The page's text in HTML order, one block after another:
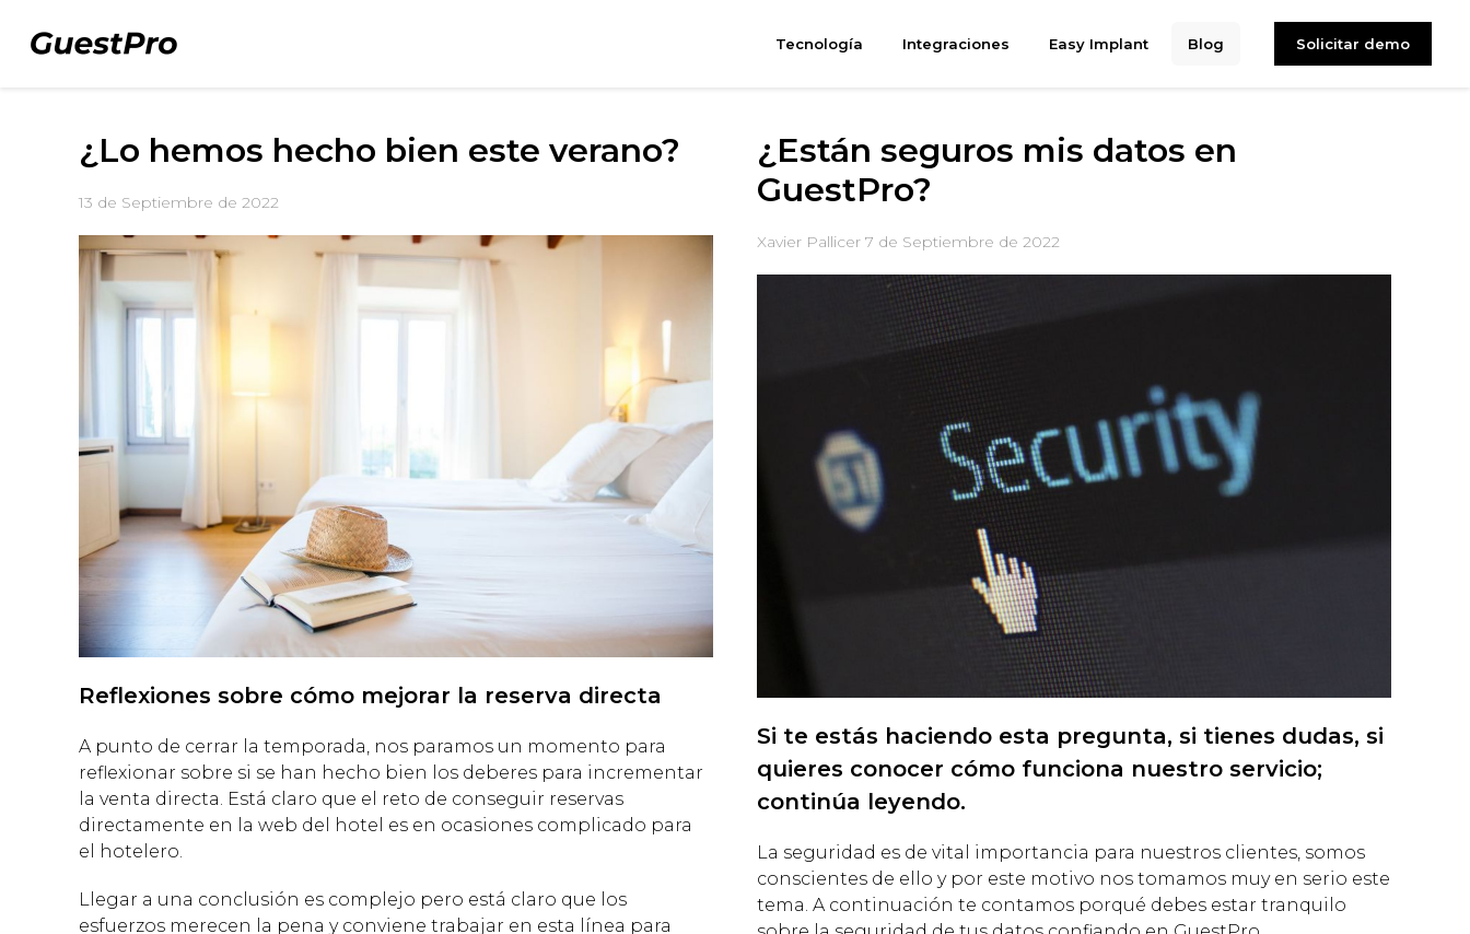
Tecnología Integraciones Easy Implant Blog Solicitar demo
¿Lo hemos hecho bien este verano?
13 de Septiembre de 2022
Reflexiones sobre cómo mejorar la reserva directa
A punto de cerrar la temporada, nos paramos un momento para
reflexionar sobre si se han hecho bien los deberes para incrementar
la venta directa. Está claro que el reto de conseguir reservas
directamente en la web del hotel es en ocasiones complicado para
el hotelero.
Llegar a una conclusión es complejo pero está claro que los
esfuerzos merecen la pena y conviene trabajar en esta línea para
¿Están seguros mis datos en
GuestPro?
Xavier Pallicer 7 de Septiembre de 2022
Si te estás haciendo esta pregunta, si tienes dudas, si
quieres conocer cómo funciona nuestro servicio;
continúa leyendo.
La seguridad es de vital importancia para nuestros clientes, somos
conscientes de ello y por este motivo nos tomamos muy en serio este
tema. A continuación te contamos porqué debes estar tranquilo